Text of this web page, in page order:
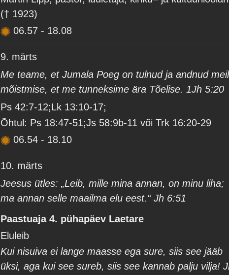
(† 1923)
06.57 - 18.08
9. märts
Me teame, et Jumala Poeg on tulnud ja andnud
mõistmise, et me tunneksime ära Tõelise. 1Jh 5:20
Ps 42:7-12;Lk 13:10-17;
Õhtul: Ps 18:47-51;Js 58:9b-11 või Trk 16:20-29
06.54 - 18.10
10. märts
Jeesus ütles: „Leib, mille mina annan, on minu liha;
ma annan selle maailma elu eest.“ Jh 6:51
Paastuaja 4. pühapäev Laetare
Eluleib
Kui nisuiva ei lange maasse ega sure, siis see jääb
üksi, aga kui see sureb, siis see kannab palju vilja!